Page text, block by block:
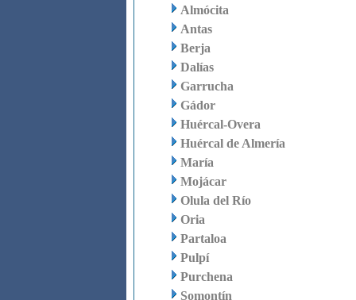
Almócita
Antas
Berja
Dalías
Garrucha
Gádor
Huércal-Overa
Huércal de Almería
María
Mojácar
Olula del Río
Oria
Partaloa
Pulpí
Purchena
Somontín